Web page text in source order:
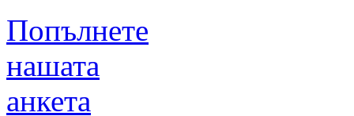
Попълнете
нашата
анкета